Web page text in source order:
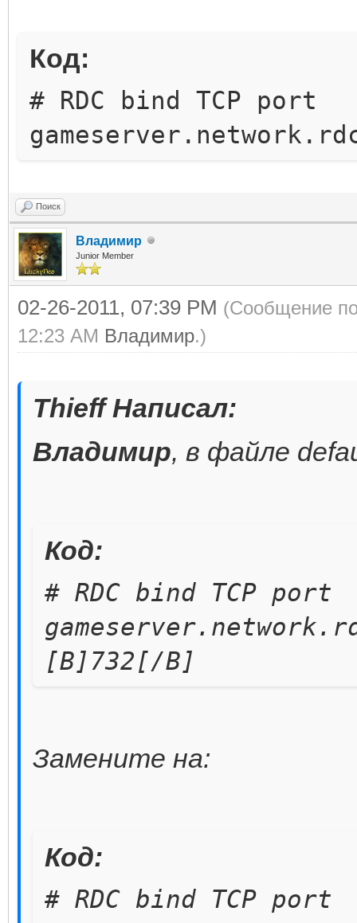
[ERROR] 2011-02-26
37 - Critical Error -
abnormaly:
progress
<------>at
92)
Код:
# RDC bind TCP port
Поиск
Владимир
Junior Member
02-26-2011, 07:39 PM (Сообщение
12:23 AM Владимир.)
Thieff Написал:
Владимир, в файле
Код:
# RDC bind TCP port
[B]732[/B]
Замените на:
Код:
# RDC bind TCP port